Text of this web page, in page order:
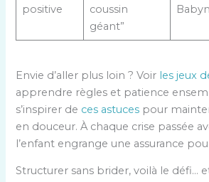
positive
coussin
géant”
Envie d’aller plus loin ? Voir les jeux
apprendre règles et patience
s’inspirer de ces astuces pour
en douceur. À chaque crise passée
l’enfant engrange une assurance
Structurer sans brider, voilà le défi…